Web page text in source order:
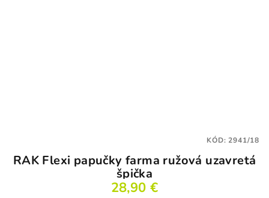
RAK Flexi papučky farma ružová uzavretá
špička
28,90 €
KÓD:2941/18